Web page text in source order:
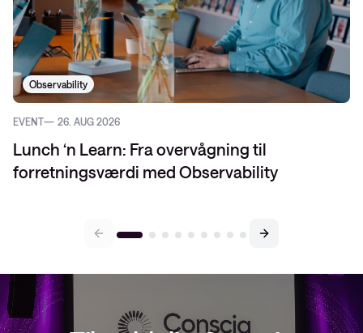
Observability
EVENT 26. AUG 2026
Lunch ‘n Learn: Fra overvågning til
forretningsværdi med Observability